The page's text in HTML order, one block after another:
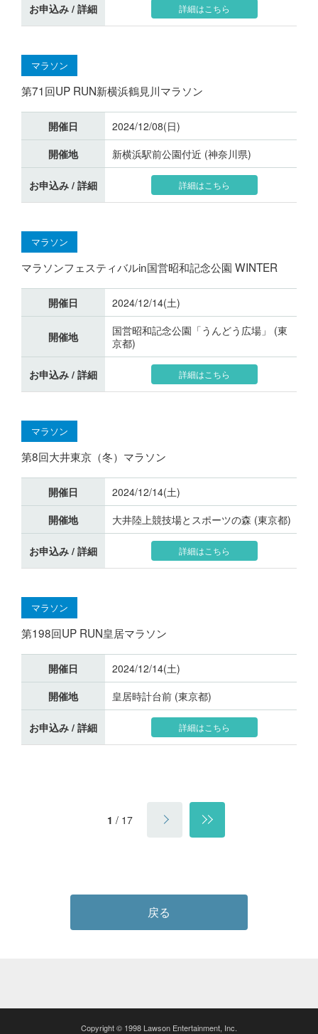
お申込み / 詳細 詳細はこちら
マラソン
第71回UP RUN新横浜鶴見川マラソン
開催日
2024/12/08(日)
開催地
新横浜駅前公園付近 (神奈川県)
お申込み / 詳細 詳細はこちら
マラソン
マラソンフェスティバルin国営昭和記念公園 WINTER
開催日 2024/12/14(土)
開催地
国営昭和記念公園「うんどう広場」 (東
京都)
お申込み / 詳細 詳細はこちら
マラソン
第8回大井東京（冬）マラソン
開催日
2024/12/14(土)
開催地
大井陸上競技場とスポーツの森 (東京都)
お申込み / 詳細 詳細はこちら
マラソン
第198回UP RUN皇居マラソン
開催日
2024/12/14(土)
開催地
皇居時計台前 (東京都)
お申込み / 詳細 詳細はこちら
1 / 17
戻る
Copyright © 1998 Lawson Entertainment, Inc.